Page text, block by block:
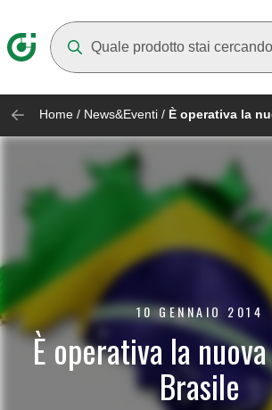
Home / News&Eventi / È operativa la
10 GENNAIO 2014
È operativa la
Brasile